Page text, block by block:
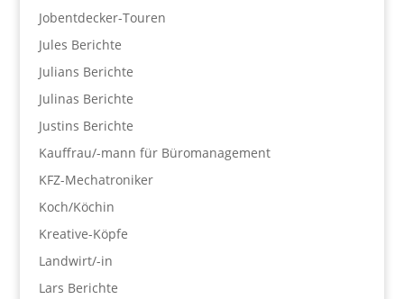
Jobentdecker-Touren
Jules Berichte
Julians Berichte
Julinas Berichte
Justins Berichte
Kauffrau/-mann für Büromanagement
KFZ-Mechatroniker
Koch/Köchin
Kreative-Köpfe
Landwirt/-in
Lars Berichte